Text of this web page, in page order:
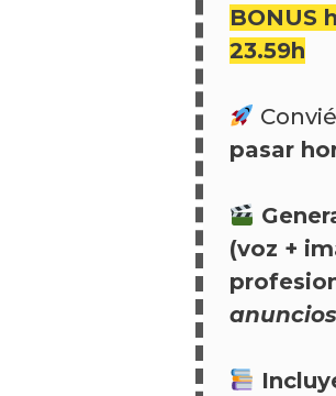
BONUS
23.59h
pasar
(voz +
anuncios